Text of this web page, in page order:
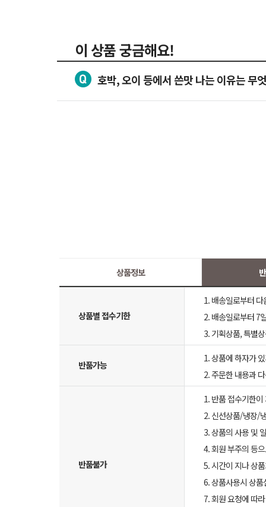
이 상품 궁금해요!
호박, 오이 등에서 쓴맛 나는 이유는 무
상품정보
상품별 접수기한
1. 배송일로부터
2. 배송일로부터 7
3. 기획상품, 특별
반품가능
1. 상품에 하자가
2. 주문한 내용과
반품불가
1. 반품 접수기한이
2. 신선상품/냉장/
3. 상품의 사용 및
4. 회원 부주의 등
5. 시간이 지나 상
6. 상품사용시 상
7. 회원 요청에 따